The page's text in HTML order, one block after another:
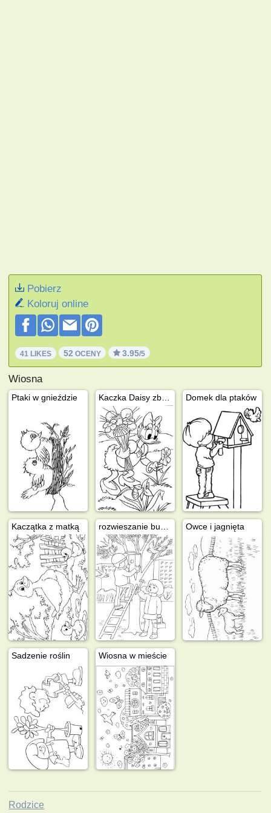
Pobierz
Koloruj online
41 LIKES 52 OCENY 3.95/5
Wiosna
Ptaki w gnieździe Domek dla ptaków
Kaczątka z matką Owce i jagnięta
Sadzenie roślin Wiosna w mieście
Rodzice